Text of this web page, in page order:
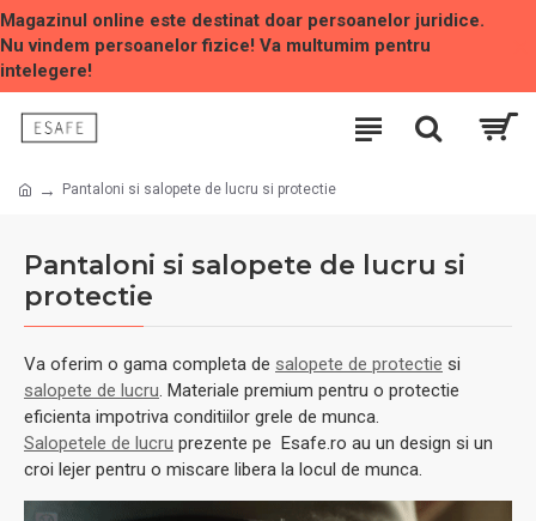
Magazinul online este destinat doar persoanelor juridice.
Nu vindem persoanelor fizice! Va multumim pentru
intelegere!
Pantaloni si salopete de lucru si protectie
Pantaloni si salopete de lucru si
protectie
Va oferim o gama completa de salopete de protectie si
salopete de lucru. Materiale premium pentru o protectie
eficienta impotriva conditiilor grele de munca.
Salopetele de lucru prezente pe Esafe.ro au un design si un
croi lejer pentru o miscare libera la locul de munca.